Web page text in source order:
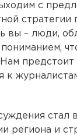
с
вы – люди,
Нам
к
стал
региона и